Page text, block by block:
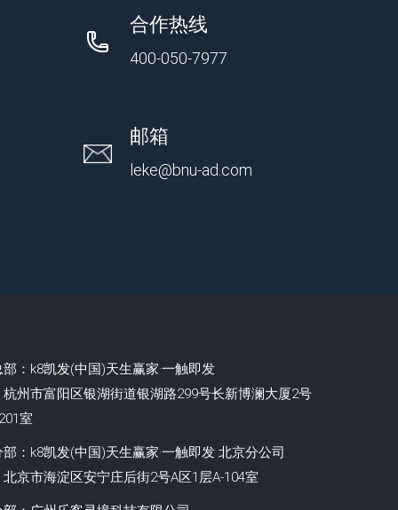
合作热线
400-050-7977
邮箱
leke@bnu-ad.com
：k8凯发(中国)天生赢家·一触即发
州市富阳区银湖街道银湖路299号长新博澜大厦2号
室
：k8凯发(中国)天生赢家·一触即发 北京分公司
京市海淀区安宁庄后街2号A区1层A-104室